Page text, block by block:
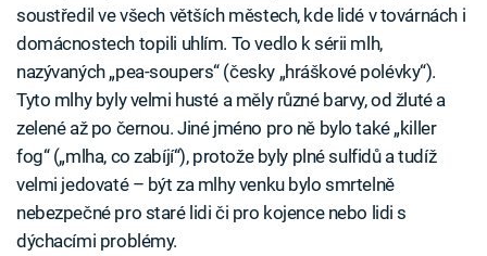
soustředil ve všech větších městech, kde lidé v továrnách i
domácnostech topili uhlím. To vedlo k sérii mlh,
nazývaných „pea-soupers“ (česky „hráškové polévky“).
Tyto mlhy byly velmi husté a měly různé barvy, od žluté a
zelené až po černou. Jiné jméno pro ně bylo také „killer
fog“ („mlha, co zabíjí“), protože byly plné sulfidů a tudíž
velmi jedovaté – být za mlhy venku bylo smrtelně
nebezpečné pro staré lidi či pro kojence nebo lidi s
dýchacími problémy.